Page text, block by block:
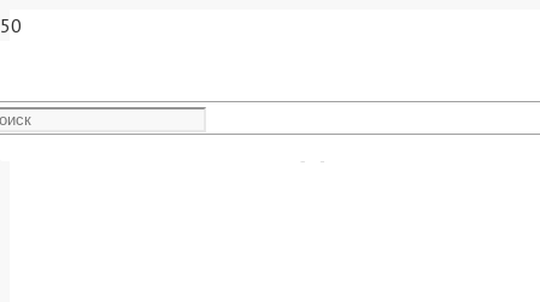
FoxWeld Сопло д.1.9мм